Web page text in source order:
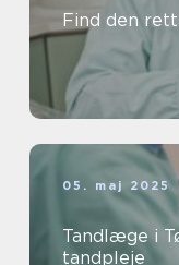
Find den
05. maj 2025
Tandlæge i
tandpleje